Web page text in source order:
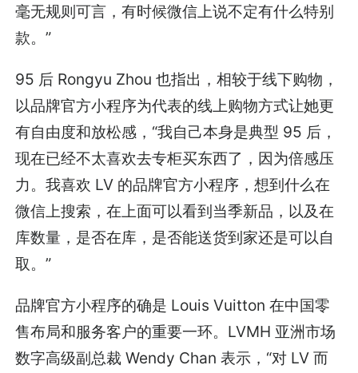
毫无规则可言，有时候微信上说不定有什么特别
款。”
95 后 Rongyu Zhou 也指出，相较于线下购物，
以品牌官方小程序为代表的线上购物方式让她更
有自由度和放松感，“我自己本身是典型 95 后，
现在已经不太喜欢去专柜买东西了，因为倍感压
力。我喜欢 LV 的品牌官方小程序，想到什么在
微信上搜索，在上面可以看到当季新品，以及在
库数量，是否在库，是否能送货到家还是可以自
取。”
品牌官方小程序的确是 Louis Vuitton 在中国零
售布局和服务客户的重要一环。LVMH 亚洲市场
数字高级副总裁 Wendy Chan 表示，“对 LV 而